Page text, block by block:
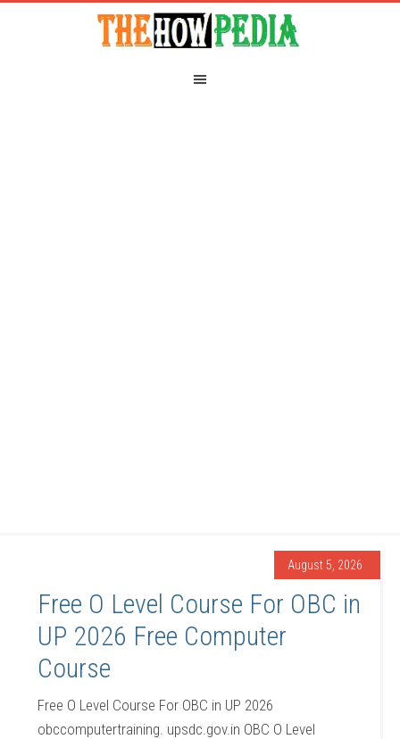
August 5, 2026
Free O Level Course For OBC in
UP 2026 Free Computer
Course
Free O Level Course For OBC in UP 2026
obccomputertraining. upsdc.gov.in OBC O Level